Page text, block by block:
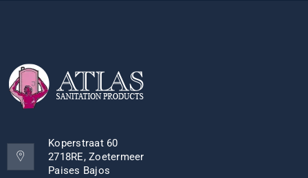
Koperstraat 60
2718RE, Zoetermeer
Paises Bajos